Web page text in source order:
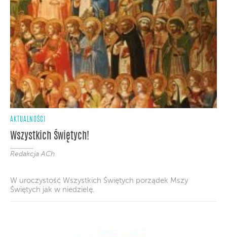
AKTUALNOŚCI
Wszystkich Świętych!
Redakcja ACh
W uroczystość Wszystkich Świętych porządek Mszy
Świętych jak w niedzielę.